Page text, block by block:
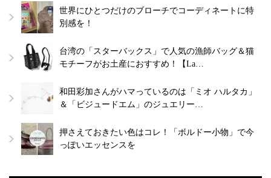
世界にひとつだけのブローチでコーディネートに特
別感を！
台湾の「スターバックス」で人気の漁師バッグ＆猫
モチーフがお土産におすすめ！【La…
和田彩加さんがハマっているのは「ミオ ハルタカ」
＆「ビジュードエム」のジュエリー…
押さえておきたい色はコレ！「ボルドー小物」で今
っぽいエッセンスを